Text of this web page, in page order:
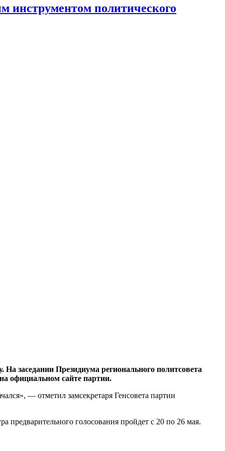
инструментом политического
Президиума регионального политсовета
официальном сайте партии.
— отметил замсекретаря Генсовета партии
голосования пройдет с 20 по 26 мая.